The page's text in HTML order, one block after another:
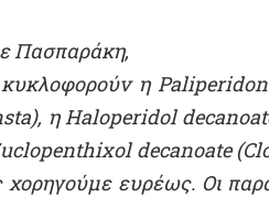
Πασπαράκη,
κυκλοφορούν η
η Haloperidol
decanoate
χορηγούμε ευρέως. Οι